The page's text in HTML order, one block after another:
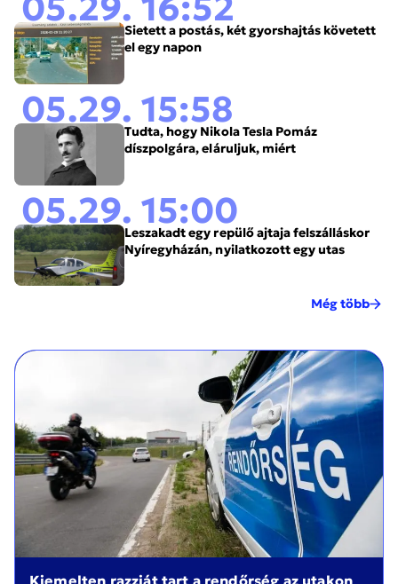
Sietett a postás, két gyorshajtás követett
el egy napon
05.29. 15:58
Tudta, hogy Nikola Tesla Pomáz
díszpolgára, eláruljuk, miért
05.29. 15:00
Leszakadt egy repülő ajtaja felszálláskor
Nyíregyházán, nyilatkozott egy utas
Még több
Kiemelten razziát tart a rendőrség az utakon